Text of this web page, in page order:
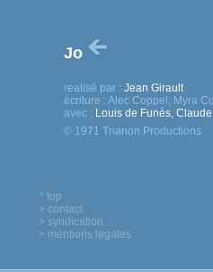
Jo
realisé par : Jean Girault
écriture : Alec Coppel, Myra
avec : Louis de Funès,
© 1971 Trianon Productions
^ top
> contact
> syndication
> mentions legales